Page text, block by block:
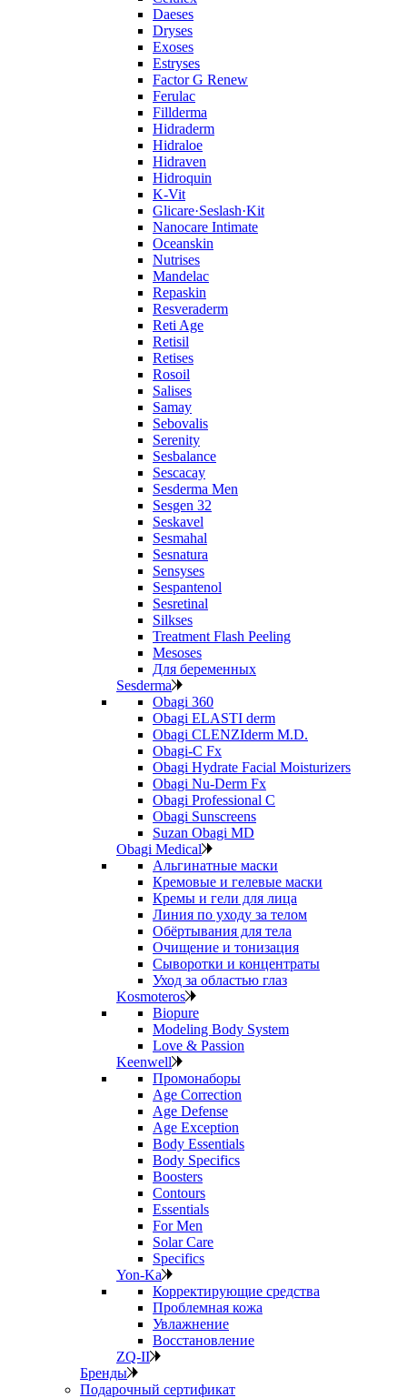
Daeses
Dryses
Exoses
Estryses
Factor G Renew
Ferulac
Fillderma
Hidraderm
Hidraloe
Hidraven
Hidroquin
K-Vit
Glicare·Seslash·Kit
Nanocare Intimate
Oceanskin
Nutrises
Mandelac
Repaskin
Resveraderm
Reti Age
Retisil
Retises
Rosoil
Salises
Samay
Sebovalis
Serenity
Sesbalance
Sescacay
Sesderma Men
Sesgen 32
Seskavel
Sesmahal
Sesnatura
Sensyses
Sespantenol
Sesretinal
Silkses
Treatment Flash Peeling
Mesoses
Для беременных
Sesderma
Obagi 360
Obagi ELASTI derm
Obagi CLENZIderm M.D.
Obagi-C Fx
Obagi Hydrate Facial Moisturizers
Obagi Nu-Derm Fx
Obagi Professional C
Obagi Sunscreens
Suzan Obagi MD
Obagi Medical
Альгинатные маски
Кремовые и гелевые маски
Кремы и гели для лица
Линия по уходу за телом
Обёртывания для тела
Очищение и тонизация
Сыворотки и концентраты
Уход за областью глаз
Kosmoteros
Biopure
Modeling Body System
Love & Passion
Keenwell
Промонаборы
Age Correction
Age Defense
Age Exception
Body Essentials
Body Specifics
Boosters
Contours
Essentials
For Men
Solar Care
Specifics
Yon-Ka
Корректирующие средства
Проблемная кожа
Увлажнение
Восстановление
ZQ-II
Бренды
Подарочный сертификат